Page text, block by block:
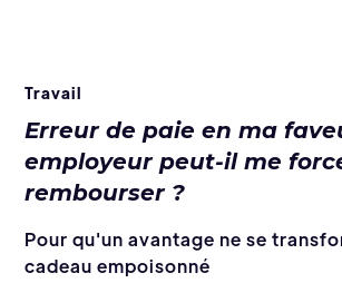
Travail
Erreur de paie en ma
employeur peut-il me
rembourser ?
Pour qu'un avantage ne se
cadeau empoisonné